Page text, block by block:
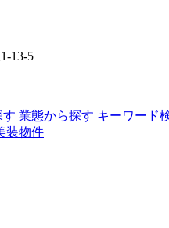
13-5
す 業態から探す キーワード
装物件